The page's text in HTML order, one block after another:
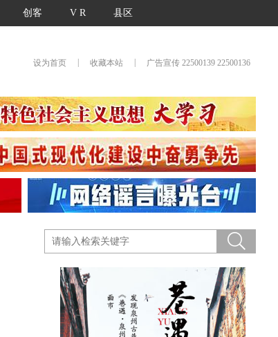
创客 V R 县区
设为首页 收藏本站 广告宣传 22500139 22500136